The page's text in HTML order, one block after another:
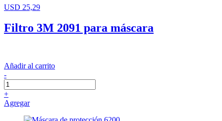
USD 25,29
Filtro 3M 2091 para máscara
Añadir al carrito
-
+
Agregar